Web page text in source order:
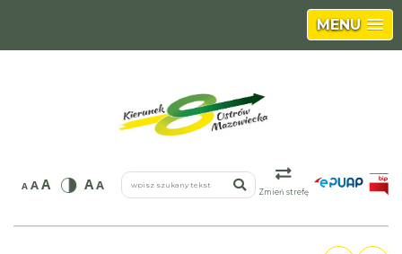
MENU
A AA AA wpisz szukany tekst
Zmień strefę